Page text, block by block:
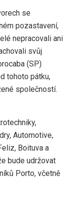
se
pozastavení,
nepracovali ani
svůj
(SP)
tohoto pátku,
společností.
Automotive,
Boituva a
bude udržovat
Porto, včetně